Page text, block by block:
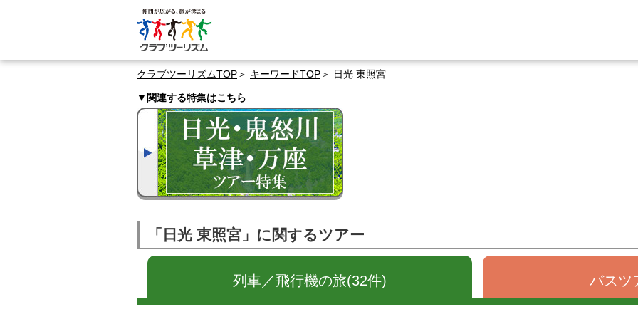
クラブツーリズムTOP キーワードTOP 日光 東照宮
▼関連する特集はこちら
「日光 東照宮」に関するツアー
列車／飛行機の旅(32件) バスツ